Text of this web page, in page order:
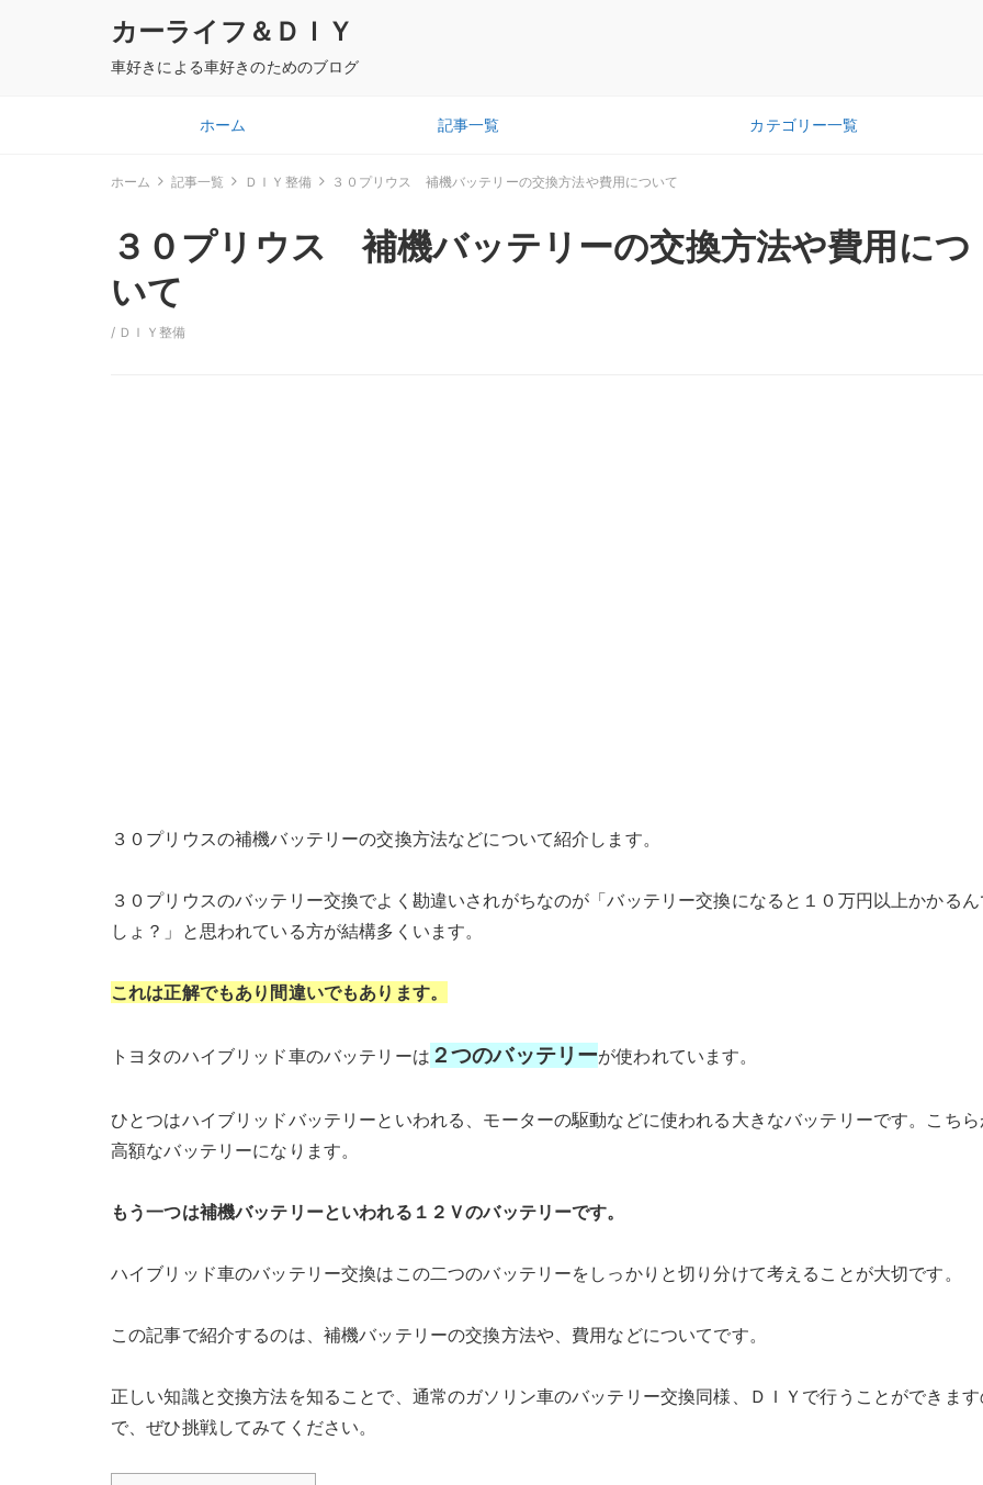
カーライフ＆ＤＩＹ
車好きによる車好きのためのブログ
ホーム 記事一覧 カテゴリー一覧
ホーム 記事一覧 ＤＩＹ整備 ３０プリウス 補機バッテリーの交換方法や費用について
３０プリウス 補機バッテリーの交換方法や費用につ
いて
/ ＤＩＹ整備
３０プリウスの補機バッテリーの交換方法などについて紹介します。
３０プリウスのバッテリー交換でよく勘違いされがちなのが「バッテリー交換になると１０万円以上かかる
しょ？」と思われている方が結構多くいます。
これは正解でもあり間違いでもあります。
トヨタのハイブリッド車のバッテリーは ２つのバッテリーが使われています。
ひとつはハイブリッドバッテリーといわれる、モーターの駆動などに使われる大きなバッテリーです。こち
高額なバッテリーになります。
もう一つは補機バッテリーといわれる１２Ｖのバッテリーです。
ハイブリッド車のバッテリー交換はこの二つのバッテリーをしっかりと切り分けて考えることが大切です。
この記事で紹介するのは、補機バッテリーの交換方法や、費用などについてです。
正しい知識と交換方法を知ることで、通常のガソリン車のバッテリー交換同様、ＤＩＹで行うことができま
で、ぜひ挑戦してみてください。